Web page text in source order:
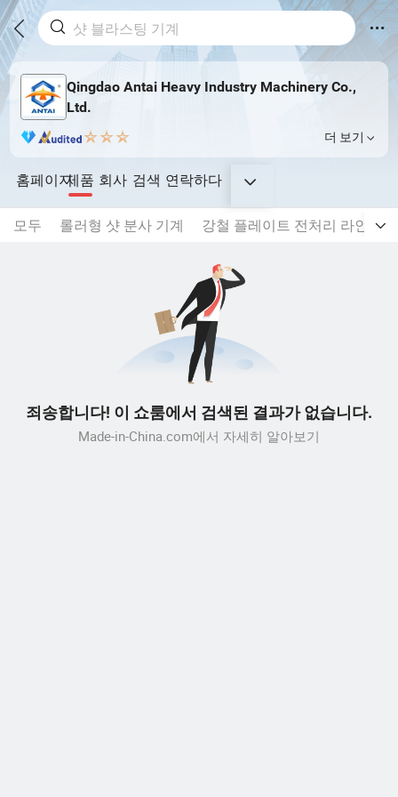
Qingdao Antai Heavy Industry Machinery Co.,
Ltd.
더 보기
홈페이지제품 회사 검색 연락하다
모두 롤러형 샷 분사 기계 강철 플레이트 전처리 라인
죄송합니다! 이 쇼룸에서 검색된 결과가 없습니다.
Made-in-China.com에서 자세히 알아보기